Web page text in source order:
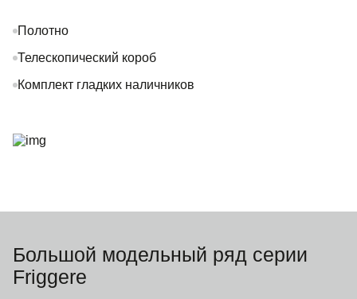
Полотно
Телескопический короб
Комплект гладких наличников
Большой модельный ряд серии
Friggere